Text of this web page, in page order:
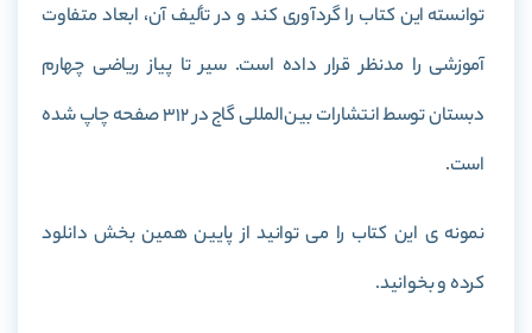
توانسته این کتاب را گرد‌آوری کند و در تألیف آن، ابعاد متفاوت
آموزشی را مدنظر قرار داده‌ است. سیر تا پیاز ریاضی چهارم
دبستان توسط انتشارات بین‌المللی گاج در 312 صفحه چاپ شده
است.
نمونه ی این کتاب را می توانید از پایین همین بخش دانلود
کرده و بخوانید.